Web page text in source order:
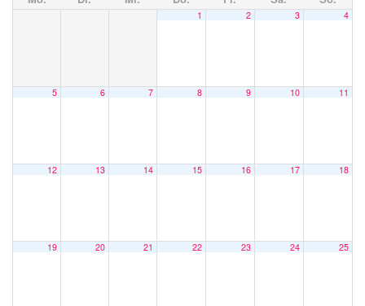
1 2 3 4
5 6 7 8 9 10 11
12 13 14 15 16 17 18
19 20 21 22 23 24 25